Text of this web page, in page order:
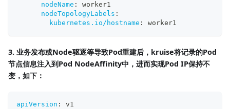
nodeName :
worker1
nodeTopologyLabels :
kubernetes.io/hostname : worker1
3. 业务发布或Node驱逐等导致Pod重建后，kruise将记录的Pod
节点信息注入到Pod NodeAffinity中，进而实现Pod IP保持不
变，如下：
apiVersion :
v1